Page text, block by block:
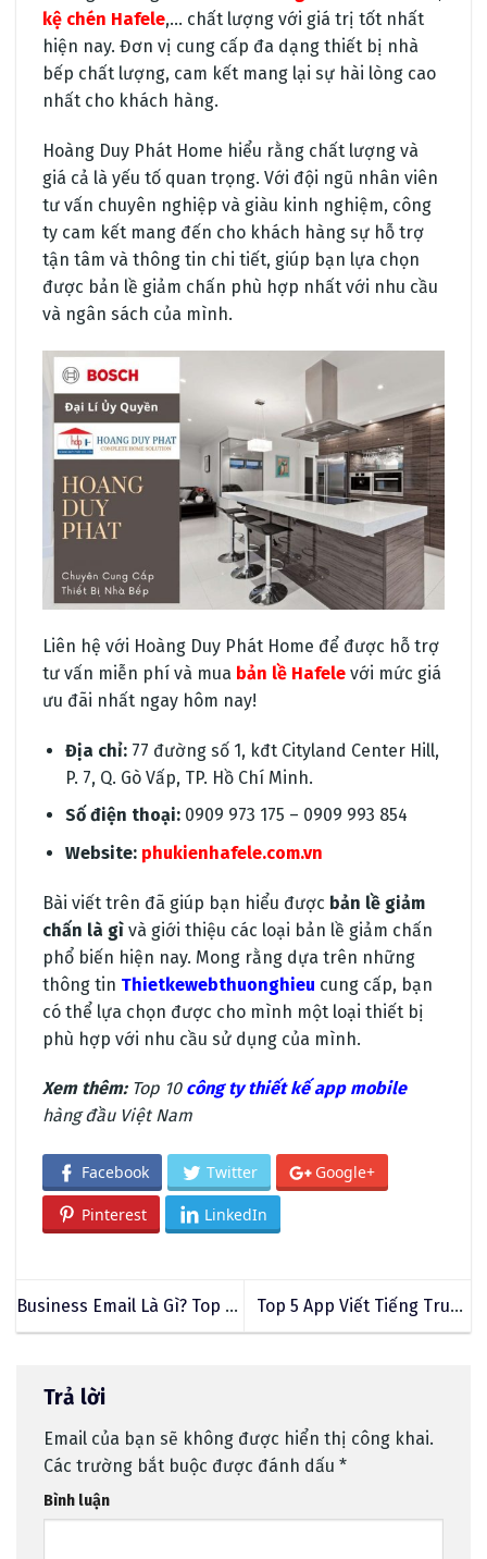
kệ chén Hafele,… chất lượng với giá trị tốt nhất
hiện nay. Đơn vị cung cấp đa dạng thiết bị nhà
bếp chất lượng, cam kết mang lại sự hài lòng cao
nhất cho khách hàng.
Hoàng Duy Phát Home hiểu rằng chất lượng và
giá cả là yếu tố quan trọng. Với đội ngũ nhân viên
tư vấn chuyên nghiệp và giàu kinh nghiệm, công
ty cam kết mang đến cho khách hàng sự hỗ trợ
tận tâm và thông tin chi tiết, giúp bạn lựa chọn
được bản lề giảm chấn phù hợp nhất với nhu cầu
và ngân sách của mình.
Liên hệ với Hoàng Duy Phát Home để được hỗ trợ
tư vấn miễn phí và mua bản lề Hafele với mức giá
ưu đãi nhất ngay hôm nay!
Địa chỉ:77 đường số 1, kđt Cityland Center Hill,
P. 7, Q. Gò Vấp, TP. Hồ Chí Minh.
Số điện thoại:0909 973 175 – 0909 993 854
Website: phukienhafele.com.vn
Bài viết trên đã giúp bạn hiểu được bản lề giảm
chấn là gì và giới thiệu các loại bản lề giảm chấn
phổ biến hiện nay. Mong rằng dựa trên những
thông tin Thietkewebthuonghieu cung cấp, bạn
có thể lựa chọn được cho mình một loại thiết bị
phù hợp với nhu cầu sử dụng của mình.
Xem thêm: Top 10 công ty thiết kế app mobile
hàng đầu Việt Nam
Facebook Twitter Google+
Pinterest LinkedIn
Business Email Là Gì? Top 6
Đơn Vị Cung Cấp Business
Top 5 App Viết Tiếng Trung
Hiệu Quả Nên Sử Dụng
Trả lời
Email của bạn sẽ không được hiển thị công khai.
Các trường bắt buộc được đánh dấu *
Bình luận